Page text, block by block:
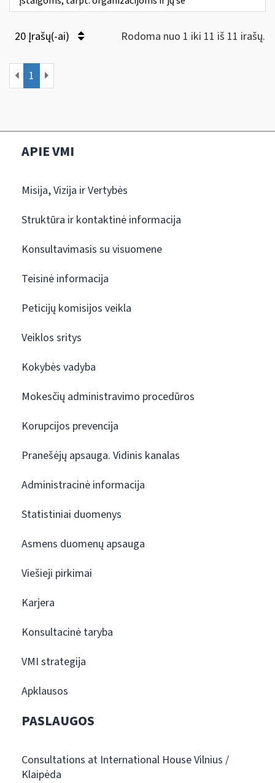
20 Įrašų(-ai) Rodoma nuo 1 iki 11 iš 11 irašų.
1
APIE VMI
Misija, Vizija ir Vertybės
Struktūra ir kontaktinė informacija
Konsultavimasis su visuomene
Teisinė informacija
Peticijų komisijos veikla
Veiklos sritys
Kokybės vadyba
Mokesčių administravimo procedūros
Korupcijos prevencija
Pranešėjų apsauga. Vidinis kanalas
Administracinė informacija
Statistiniai duomenys
Asmens duomenų apsauga
Viešieji pirkimai
Karjera
Konsultacinė taryba
VMI strategija
Apklausos
PASLAUGOS
Consultations at International House Vilnius /
Klaipėda